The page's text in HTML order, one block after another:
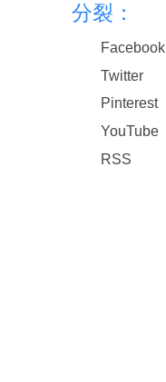
分裂：
Facebook
Twitter
Pinterest
YouTube
RSS